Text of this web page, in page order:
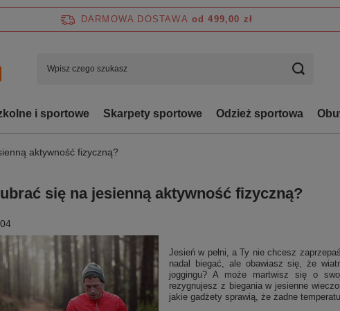
DARMOWA DOSTAWA od 499,00 zł
i sportowe Skarpety sportowe Odzież sportowa
aktywność fizyczną?
się na jesienną aktywność fizyczną?
Jesień w pełni, a Ty nie chcesz
nadal biegać, ale obawiasz się, że
joggingu? A może martwisz się o
rezygnujesz z biegania w jesienne
jakie gadżety sprawią, że żadne